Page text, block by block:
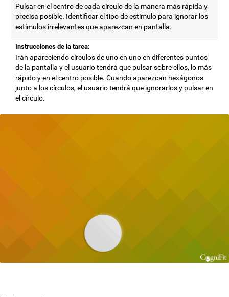
Pulsar en el centro de cada círculo de la manera más rápida y
precisa posible. Identificar el tipo de estímulo para ignorar los
estímulos irrelevantes que aparezcan en pantalla.
Instrucciones de la tarea:
Irán apareciendo círculos de uno en uno en diferentes puntos
de la pantalla y el usuario tendrá que pulsar sobre ellos, lo más
rápido y en el centro posible. Cuando aparezcan hexágonos
junto a los círculos, el usuario tendrá que ignorarlos y pulsar en
el círculo.